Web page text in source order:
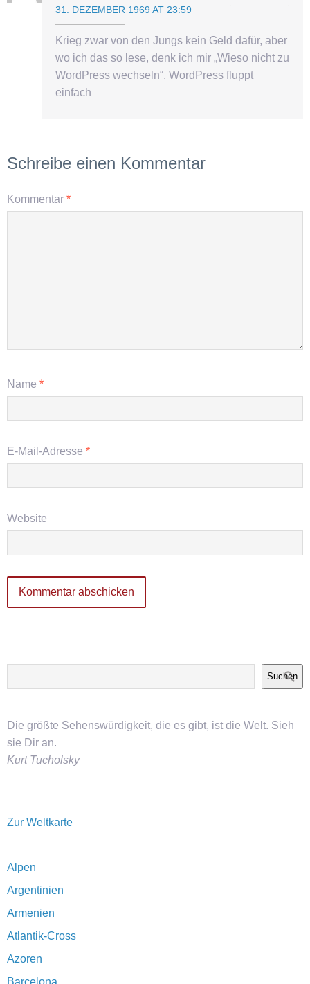
31. DEZEMBER 1969 AT 23:59
Krieg zwar von den Jungs kein Geld dafür, aber
wo ich das so lese, denk ich mir „Wieso nicht zu
WordPress wechseln“. WordPress fluppt
einfach
Schreibe einen Kommentar
Kommentar *
Name *
E-Mail-Adresse *
Website
Suchen
Die größte Sehenswürdigkeit, die es gibt, ist die Welt. Sieh
sie Dir an.
Kurt Tucholsky
Zur Weltkarte
Alpen
Argentinien
Armenien
Atlantik-Cross
Azoren